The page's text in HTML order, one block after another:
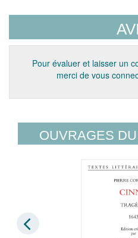
Pour évaluer et laisser un
merci de vous
OUVRAGES